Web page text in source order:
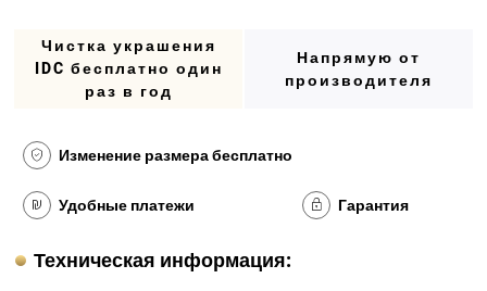
Чистка украшения
IDC бесплатно один
раз в год
Напрямую от
производителя
Изменение размера бесплатно
Удобные платежи Гарантия
Техническая информация: